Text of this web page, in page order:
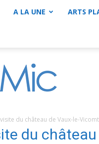
A LA UNE ARTS
du château de Vaux-le-
du